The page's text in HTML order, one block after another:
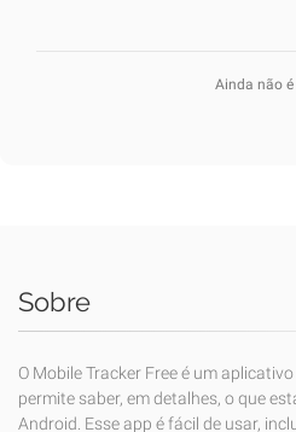
Ainda não
Sobre
O Mobile Tracker Free é um
permite saber, em detalhes, o que
Android. Esse app é fácil de usar,